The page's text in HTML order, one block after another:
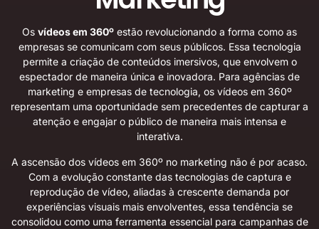
Os vídeos em 360º estão revolucionando a forma como as
empresas se comunicam com seus públicos. Essa tecnologia
permite a criação de conteúdos imersivos, que envolvem o
espectador de maneira única e inovadora. Para agências de
marketing e empresas de tecnologia, os vídeos em 360º
representam uma oportunidade sem precedentes de capturar a
atenção e engajar o público de maneira mais intensa e
interativa.
A ascensão dos vídeos em 360º no marketing não é por acaso.
Com a evolução constante das tecnologias de captura e
reprodução de vídeo, aliadas à crescente demanda por
experiências visuais mais envolventes, essa tendência se
consolidou como uma ferramenta essencial para campanhas de